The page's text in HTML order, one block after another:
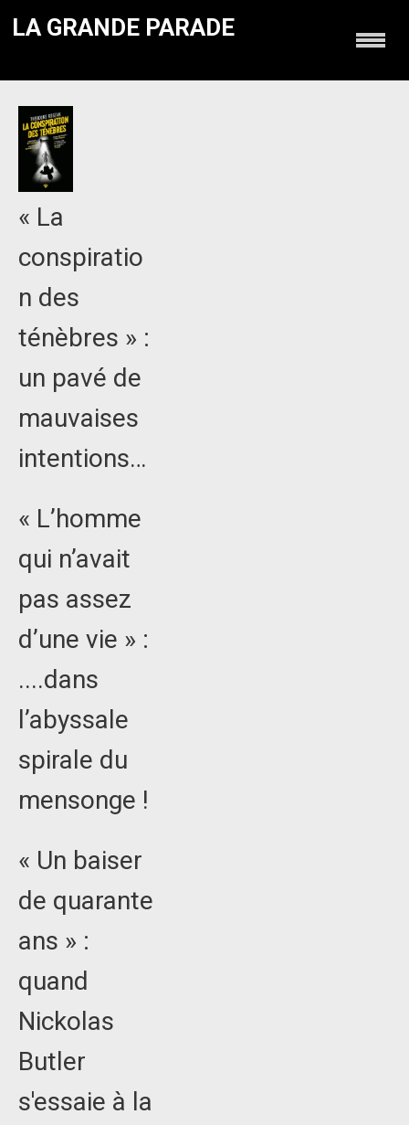
LA GRANDE PARADE
« La
conspiratio
n des
ténèbres » :
un pavé de
mauvaises
intentions…
« L’homme
qui n’avait
pas assez
d’une vie » :
....dans
l’abyssale
spirale du
mensonge !
« Un baiser
de quarante
ans » :
quand
Nickolas
Butler
s'essaie à la